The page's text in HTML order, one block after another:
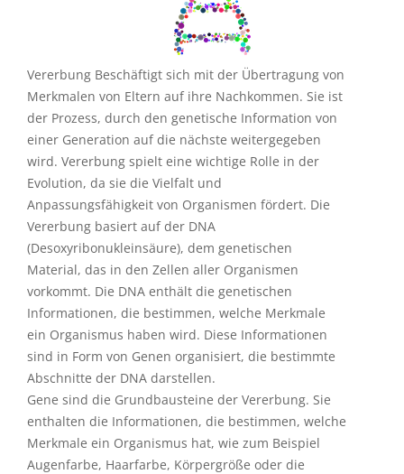
Vererbung Beschäftigt sich mit der Übertragung von
Merkmalen von Eltern auf ihre Nachkommen. Sie ist
der Prozess, durch den genetische Information von
einer Generation auf die nächste weitergegeben
wird. Vererbung spielt eine wichtige Rolle in der
Evolution, da sie die Vielfalt und
Anpassungsfähigkeit von Organismen fördert. Die
Vererbung basiert auf der DNA
(Desoxyribonukleinsäure), dem genetischen
Material, das in den Zellen aller Organismen
vorkommt. Die DNA enthält die genetischen
Informationen, die bestimmen, welche Merkmale
ein Organismus haben wird. Diese Informationen
sind in Form von Genen organisiert, die bestimmte
Abschnitte der DNA darstellen.
Gene sind die Grundbausteine der Vererbung. Sie
enthalten die Informationen, die bestimmen, welche
Merkmale ein Organismus hat, wie zum Beispiel
Augenfarbe, Haarfarbe, Körpergröße oder die